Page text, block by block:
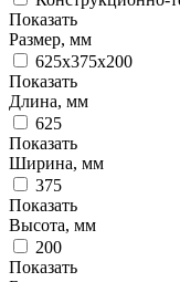
Показать
Размер, мм
625х375х200
Показать
Длина, мм
625
Показать
Ширина, мм
375
Показать
Высота, мм
200
Показать